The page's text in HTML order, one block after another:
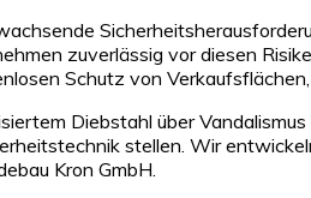
zuverlässig vor diesen
Schutz von
Diebstahl über
stellen. Wir
Kron GmbH.